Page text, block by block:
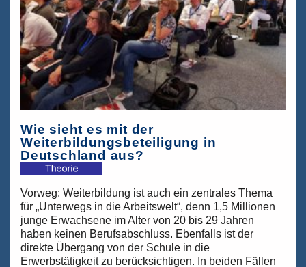
Wie sieht es mit der
Weiterbildungsbeteiligung in
Deutschland aus?
Vorweg: Weiterbildung ist auch ein zentrales Thema
für „Unterwegs in die Arbeitswelt“, denn 1,5 Millionen
junge Erwachsene im Alter von 20 bis 29 Jahren
haben keinen Berufsabschluss. Ebenfalls ist der
direkte Übergang von der Schule in die
Erwerbstätigkeit zu berücksichtigen. In beiden Fällen